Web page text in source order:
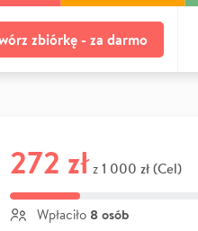
zbiórkę - za darmo
272 zł z 1 000 zł (Cel)
Wpłaciło 8 osób